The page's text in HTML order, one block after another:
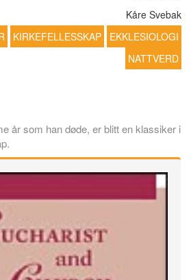
Kåre Svebak
KIRKEFELLESSKAP
EKKLESIOLOGI
NATTVERD
år som han døde, er blitt en klassiker i